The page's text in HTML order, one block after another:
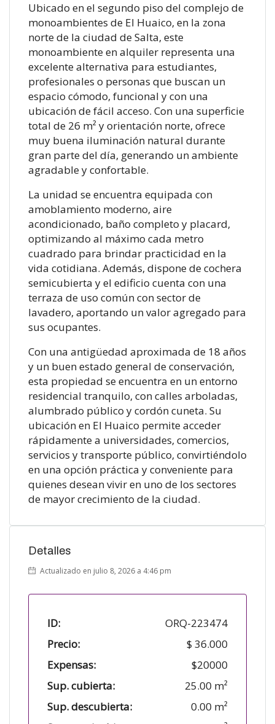
Ubicado en el segundo piso del complejo de
monoambientes de El Huaico, en la zona
norte de la ciudad de Salta, este
monoambiente en alquiler representa una
excelente alternativa para estudiantes,
profesionales o personas que buscan un
espacio cómodo, funcional y con una
ubicación de fácil acceso. Con una superficie
total de 26 m² y orientación norte, ofrece
muy buena iluminación natural durante
gran parte del día, generando un ambiente
agradable y confortable.
La unidad se encuentra equipada con
amoblamiento moderno, aire
acondicionado, baño completo y placard,
optimizando al máximo cada metro
cuadrado para brindar practicidad en la
vida cotidiana. Además, dispone de cochera
semicubierta y el edificio cuenta con una
terraza de uso común con sector de
lavadero, aportando un valor agregado para
sus ocupantes.
Con una antigüedad aproximada de 18 años
y un buen estado general de conservación,
esta propiedad se encuentra en un entorno
residencial tranquilo, con calles arboladas,
alumbrado público y cordón cuneta. Su
ubicación en El Huaico permite acceder
rápidamente a universidades, comercios,
servicios y transporte público, convirtiéndolo
en una opción práctica y conveniente para
quienes desean vivir en uno de los sectores
de mayor crecimiento de la ciudad.
Detalles
Actualizado en julio 8, 2026 a 4:46 pm
ID:
ORQ-223474
Precio:
$ 36.000
Expensas:
$20000
Sup. cubierta:
25.00 m²
Sup. descubierta:
0.00 m²